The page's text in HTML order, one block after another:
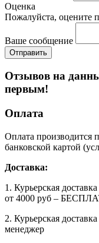
Оценка
Пожалуйста, оцените
Ваше сообщение
Отзывов на
первым!
Оплата
Оплата производится
банковской картой
Доставка:
1. Курьерская
от 4000 руб –
2. Курьерская
менеджер